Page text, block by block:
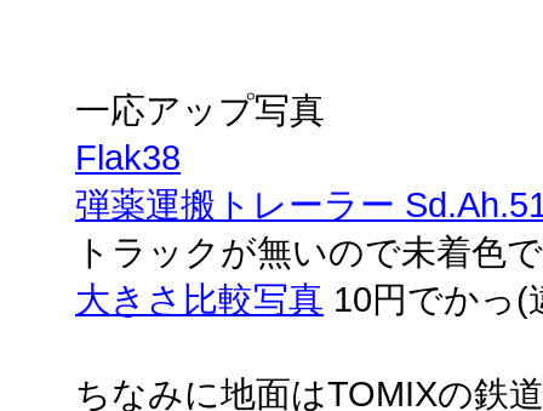
一応アップ写真
Flak38
弾薬運搬トレーラー
トラックが無いので未着色
大きさ比較写真 10円でかっ(
ちなみに地面はTOMIXの鉄